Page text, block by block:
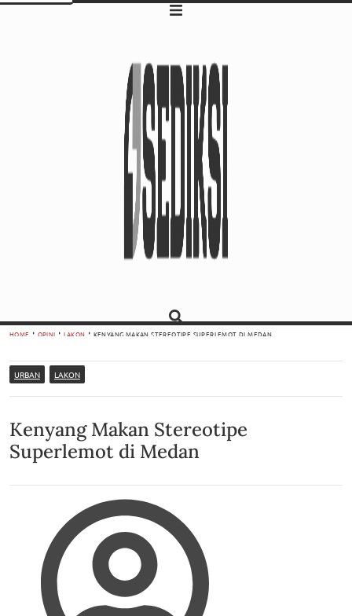
HOME OPINI LAKON KENYANG MAKAN STEREOTIPE SUPERLEMOT DI MEDAN
URBAN LAKON
Kenyang Makan Stereotipe
Superlemot di Medan